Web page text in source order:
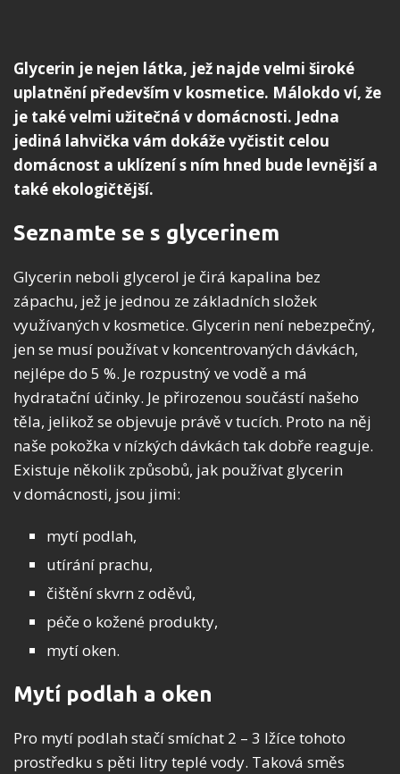
Glycerin je nejen látka, jež najde velmi široké
uplatnění především v kosmetice. Málokdo ví, že
je také velmi užitečná v domácnosti. Jedna
jediná lahvička vám dokáže vyčistit celou
domácnost a uklízení s ním hned bude levnější a
také ekologičtější.
Seznamte se s glycerinem
Glycerin neboli glycerol je čirá kapalina bez
zápachu, jež je jednou ze základních složek
využívaných v kosmetice. Glycerin není nebezpečný,
jen se musí používat v koncentrovaných dávkách,
nejlépe do 5 %. Je rozpustný ve vodě a má
hydratační účinky. Je přirozenou součástí našeho
těla, jelikož se objevuje právě v tucích. Proto na něj
naše pokožka v nízkých dávkách tak dobře reaguje.
Existuje několik způsobů, jak používat glycerin
v domácnosti, jsou jimi:
mytí podlah,
utírání prachu,
čištění skvrn z oděvů,
péče o kožené produkty,
mytí oken.
Mytí podlah a oken
Pro mytí podlah stačí smíchat 2 – 3 lžíce tohoto
prostředku s pěti litry teplé vody. Taková směs